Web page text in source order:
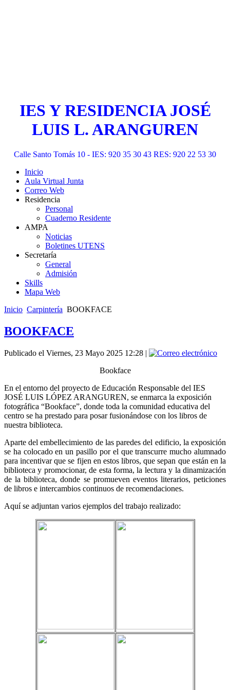
IES Y RESIDENCIA JOSÉ
LUIS L. ARANGUREN
Calle Santo Tomás 10 - IES: 920 35 30 43 RES: 920 22 53 30
Inicio
Aula Virtual Junta
Correo Web
Residencia
Personal
Cuaderno Residente
AMPA
Noticias
Boletines UTENS
Secretaría
General
Admisión
Skills
Mapa Web
Inicio Carpintería BOOKFACE
BOOKFACE
Publicado el Viernes, 23 Mayo 2025 12:28 |
Bookface
En el entorno del proyecto de Educación Responsable del IES
JOSÉ LUIS LÓPEZ ARANGUREN, se enmarca la exposición
fotográfica “Bookface”, donde toda la comunidad educativa del
centro se ha prestado para posar fusionándose con los libros de
nuestra biblioteca.
Aparte del embellecimiento de las paredes del edificio, la exposición
se ha colocado en un pasillo por el que transcurre mucho alumnado
para incentivar que se fijen en estos libros, que sepan que están en la
biblioteca y promocionar, de esta forma, la lectura y la dinamización
de la biblioteca, donde se promueven eventos literarios, peticiones
de libros e intercambios continuos de recomendaciones.
Aquí se adjuntan varios ejemplos del trabajo realizado: